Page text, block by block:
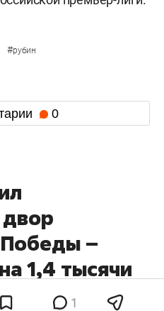
#рубин
0
Победы –
1,4 тысячи
1